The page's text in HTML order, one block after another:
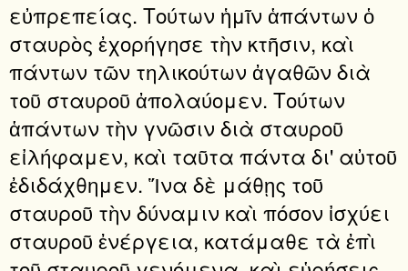
εὐπρεπείας. Τούτων ἡμῖν ἁπάντων ὁ
σταυρὸς ἐχορήγησε τὴν κτῆσιν, καὶ
πάντων τῶν τηλικούτων ἀγαθῶν διὰ
τοῦ σταυροῦ ἀπολαύομεν. Τούτων
ἁπάντων τὴν γνῶσιν διὰ σταυροῦ
εἰλήφαμεν, καὶ ταῦτα πάντα δι' αὐτοῦ
ἐδιδάχθημεν. Ἵνα δὲ μάθῃς τοῦ
σταυροῦ τὴν δύναμιν καὶ πόσον ἰσχύει
σταυροῦ ἐνέργεια, κατάμαθε τὰ ἐπὶ